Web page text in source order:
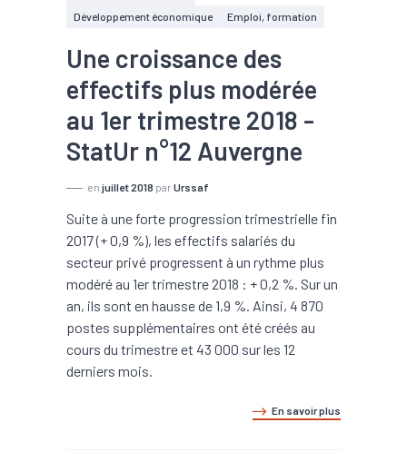
Développement économique
Emploi, formation
Une croissance des
effectifs plus modérée
au 1er trimestre 2018 -
StatUr n°12 Auvergne
en juillet 2018 par Urssaf
Suite à une forte progression trimestrielle fin
2017 (+ 0,9 %), les effectifs salariés du
secteur privé progressent à un rythme plus
modéré au 1er trimestre 2018 : + 0,2 %. Sur un
an, ils sont en hausse de 1,9 %. Ainsi, 4 870
postes supplémentaires ont été créés au
cours du trimestre et 43 000 sur les 12
derniers mois.
En savoir plus